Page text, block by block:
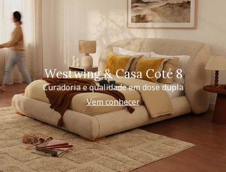
Westwing & Casa Coté 8
Curadoria e qualidade em dose dupla
Vem conhecer